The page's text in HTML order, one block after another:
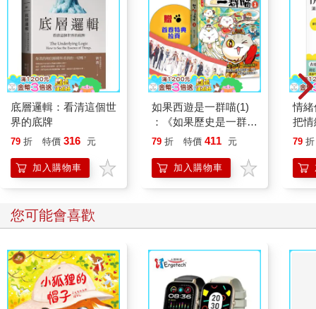
底層邏輯：看清這個世
界的底牌
79 折 特價 316 元
加入購物車
如果西遊是一群喵(1)
：《如果歷史是一群
喵》作者最新力作，附
79 折 特價 411 元
加入購物車
情
把
誰
79 折
您可能會喜歡